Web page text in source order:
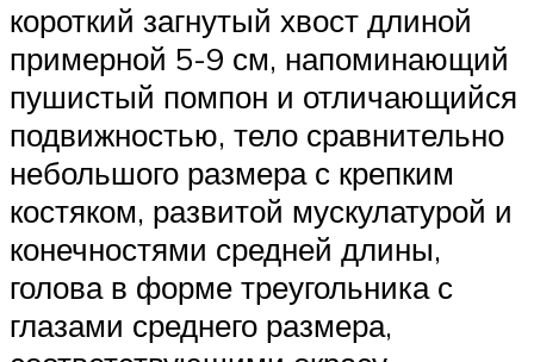
короткий загнутый хвост длиной
примерной 5-9 см, напоминающий
пушистый помпон и отличающийся
подвижностью, тело сравнительно
небольшого размера с крепким
костяком, развитой мускулатурой и
конечностями средней длины,
голова в форме треугольника с
глазами среднего размера,